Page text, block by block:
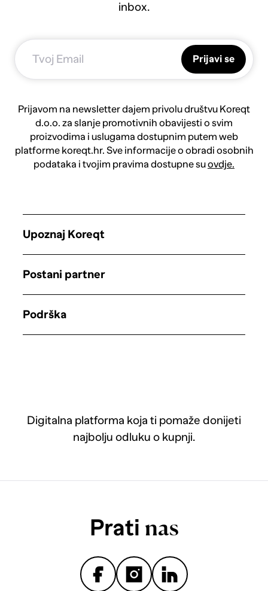
inbox.
Prijavi se
Prijavom na newsletter dajem privolu društvu Koreqt
d.o.o. za slanje promotivnih obavijesti o svim
proizvodima i uslugama dostupnim putem web
platforme koreqt.hr. Sve informacije o obradi osobnih
podataka i tvojim pravima dostupne suovdje.
Digitalna platforma koja ti pomaže donijeti
najbolju odluku o kupnji.
Upoznaj Koreqt
Postani partner
Podrška
Prati nas